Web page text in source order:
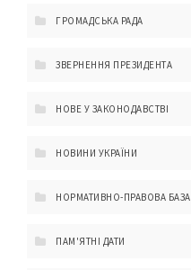
ГРОМАДСЬКА РАДА
ЗВЕРНЕННЯ ПРЕЗИДЕНТА
НОВЕ У ЗАКОНОДАВСТВІ
НОВИНИ УКРАЇНИ
НОРМАТИВНО-ПРАВОВА БАЗА
ПАМ'ЯТНІ ДАТИ